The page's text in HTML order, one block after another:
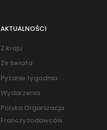
AKTUALNOŚCI
Z kraju
Ze świata
Pytanie tygodnia
Wydarzenia
Polska Organizacja
Franczyzodawców